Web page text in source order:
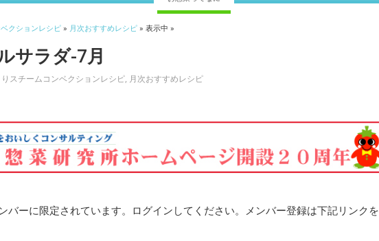
クションレシピ » 月次おすすめレシピ » 表示中 »
サラダ-7月
スチームコンベクションレシピ, 月次おすすめレシピ
バーに限定されています。ログインしてください。メンバー登録は下記リンクを